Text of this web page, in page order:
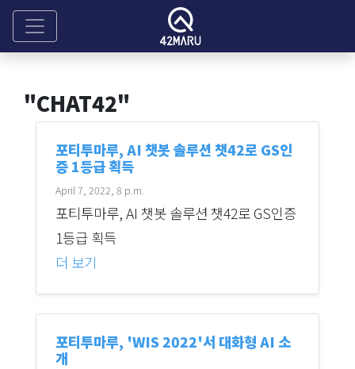
"CHAT42"
포티투마루, AI 챗봇 솔루션 챗42로 GS인
증 1등급 획득
April 7, 2022, 8 p.m.
포티투마루, AI 챗봇 솔루션 챗42로 GS인증
1등급 획득
더 보기
포티투마루, 'WIS 2022'서 대화형 AI 소
개